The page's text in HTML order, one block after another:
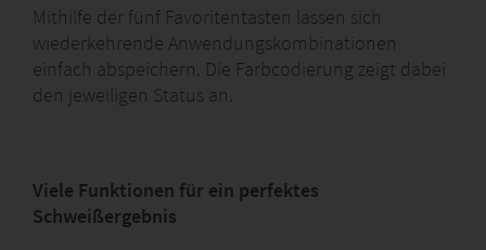
Mithilfe der fünf Favoritentasten lassen sich
wiederkehrende Anwendungskombinationen
einfach abspeichern. Die Farbcodierung zeigt dabei
den jeweiligen Status an.
Viele Funktionen für ein perfektes
Schweißergebnis